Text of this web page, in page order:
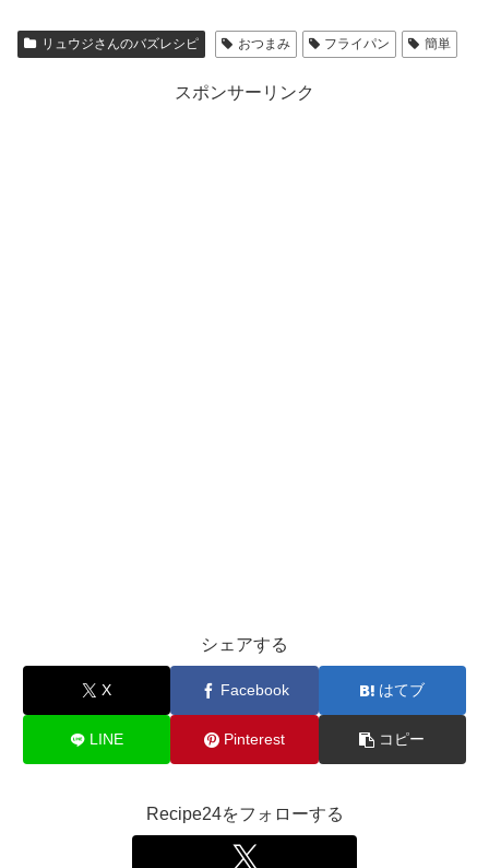
リュウジさんのバズレシピ おつまみ フライパン 簡単
スポンサーリンク
シェアする
X Facebook はてブ
LINE Pinterest コピー
Recipe24をフォローする